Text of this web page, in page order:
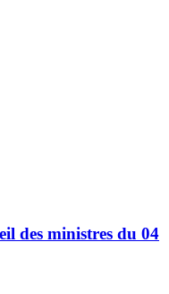
des ministres du 04